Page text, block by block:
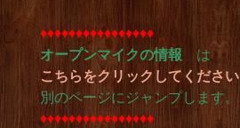
♦︎♦︎♦︎♦︎♦︎♦︎♦︎♦︎♦︎♦︎♦︎♦︎♦︎♦︎♦︎♦︎
オープンマイクの情報 は
こちらをクリックしてください
別のページにジャンプします。
♦︎♦︎♦︎♦︎♦︎♦︎♦︎♦︎♦︎♦︎♦︎♦︎♦︎♦︎♦︎♦︎